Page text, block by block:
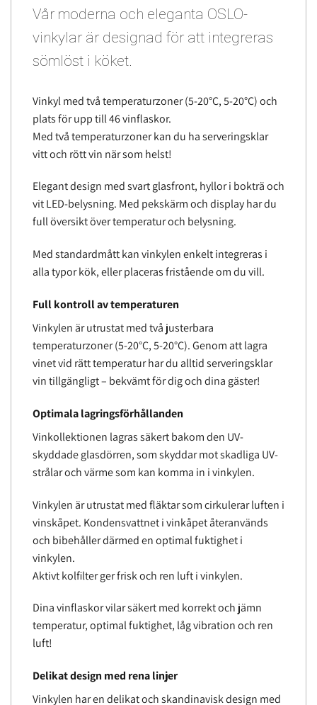
Vår moderna och eleganta OSLO-
vinkylar är designad för att integreras
sömlöst i köket.
Vinkyl med två temperaturzoner (5-20°C, 5-20°C) och
plats för upp till 46 vinflaskor.
Med två temperaturzoner kan du ha serveringsklar
vitt och rött vin när som helst!
Elegant design med svart glasfront, hyllor i bokträ och
vit LED-belysning. Med pekskärm och display har du
full översikt över temperatur och belysning.
Med standardmått kan vinkylen enkelt integreras i
alla typor kök, eller placeras fristående om du vill.
Full kontroll av temperaturen
Vinkylen är utrustat med två justerbara
temperaturzoner (5-20°C, 5-20°C). Genom att lagra
vinet vid rätt temperatur har du alltid serveringsklar
vin tillgängligt – bekvämt för dig och dina gäster!
Optimala lagringsförhållanden
Vinkollektionen lagras säkert bakom den UV-
skyddade glasdörren, som skyddar mot skadliga UV-
strålar och värme som kan komma in i vinkylen.
Vinkylen är utrustat med fläktar som cirkulerar luften i
vinskåpet. Kondensvattnet i vinkåpet återanvänds
och bibehåller därmed en optimal fuktighet i
vinkylen.
Aktivt kolfilter ger frisk och ren luft i vinkylen.
Dina vinflaskor vilar säkert med korrekt och jämn
temperatur, optimal fuktighet, låg vibration och ren
luft!
Delikat design med rena linjer
Vinkylen har en delikat och skandinavisk design med